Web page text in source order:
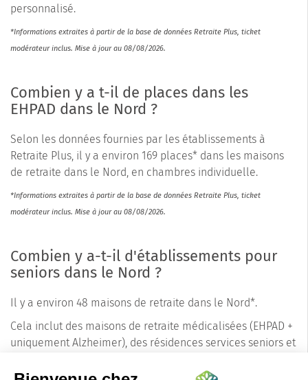
personnalisé.
*Informations extraites à partir de la base de données Retraite Plus, ticket
modérateur inclus. Mise à jour au 08/08/2026.
Combien y a t-il de places dans les
EHPAD dans le Nord ?
Selon les données fournies par les établissements à
Retraite Plus, il y a environ 169 places* dans les maisons
de retraite dans le Nord, en chambres individuelle.
*Informations extraites à partir de la base de données Retraite Plus, ticket
modérateur inclus. Mise à jour au 08/08/2026.
Combien y a-t-il d'établissements pour
seniors dans le Nord ?
Il y a environ 48 maisons de retraite dans le Nord*.
Cela inclut des maisons de retraite médicalisées (EHPAD +
uniquement Alzheimer), des résidences services seniors et
connaissent les précisions pour chaque établissement